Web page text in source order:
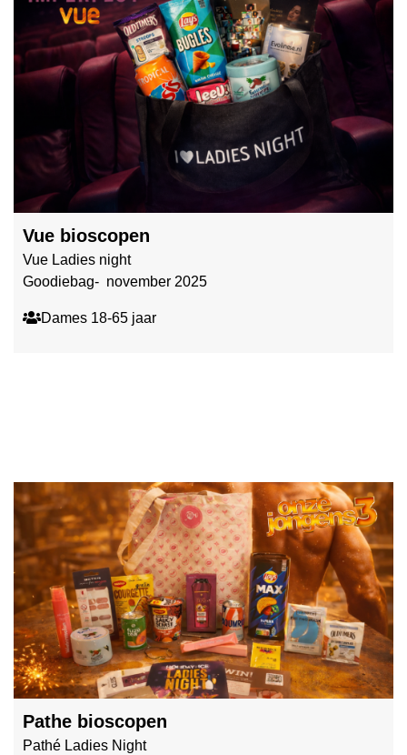
Vue bioscopen
Vue Ladies night
Goodiebag- november 2025
Dames 18-65 jaar
Pathe bioscopen
Pathé Ladies Night